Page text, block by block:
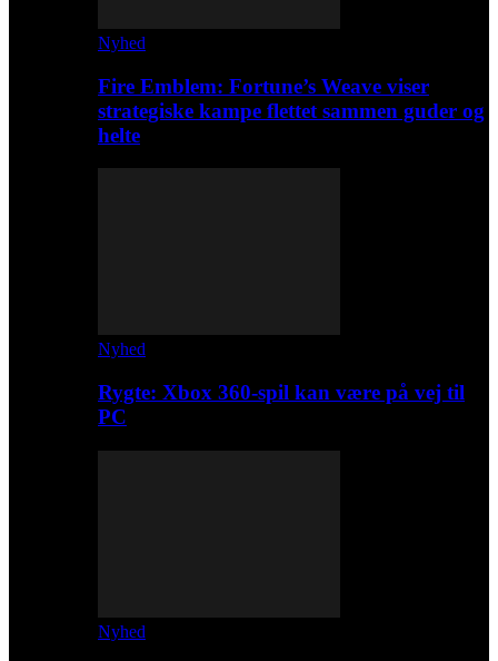
Nyhed
Fire Emblem: Fortune’s Weave viser
strategiske kampe flettet sammen guder og
helte
Nyhed
Rygte: Xbox 360-spil kan være på vej til
PC
Nyhed